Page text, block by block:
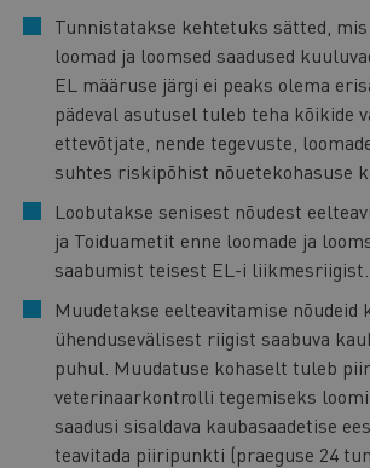
Tunnistatakse kehtetuks sätted,
loomad ja loomsed saadused
EL määruse järgi ei peaks olema
pädeval asutusel tuleb teha kõikide
ettevõtjate, nende tegevuste,
suhtes riskipõhist nõuetekohasuse
Loobutakse senisest nõudest
ja Toiduametit enne loomade ja
saabumist teisest EL-i liikmesriigist.
Muudetakse eelteavitamise nõudeid
ühendusevälisest riigist saabuva
puhul. Muudatuse kohaselt tuleb
veterinaarkontrolli tegemiseks loomi
saadusi sisaldava kaubasaadetise
teavitada piiripunkti (praeguse 24